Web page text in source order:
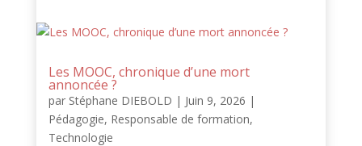
Les MOOC, chronique d’une mort
annoncée ?
par Stéphane DIEBOLD | Juin 9, 2026 |
Pédagogie, Responsable de formation,
Technologie